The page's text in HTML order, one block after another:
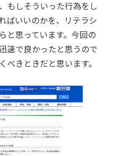
もしそういった行為をし
ばいいのかを、リテラシ
と思っています。今回の
速で良かったと思うので
きときだと思います。